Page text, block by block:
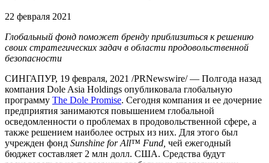
22 февраля 2021
Глобальный фонд поможет бренду приблизиться к решению
своих стратегических задач в области продовольственной
безопасности
СИНГАПУР, 19 февраля, 2021 /PRNewswire/ — Полгода назад
компания Dole Asia Holdings опубликовала глобальную
программу The Dole Promise. Сегодня компания и ее дочерние
предприятия занимаются повышением глобальной
осведомленности о проблемах в продовольственной сфере, а
также решением наиболее острых из них. Для этого был
учрежден фонд Sunshine for All™ Fund, чей ежегодный
бюджет составляет 2 млн долл. США. Средства будут